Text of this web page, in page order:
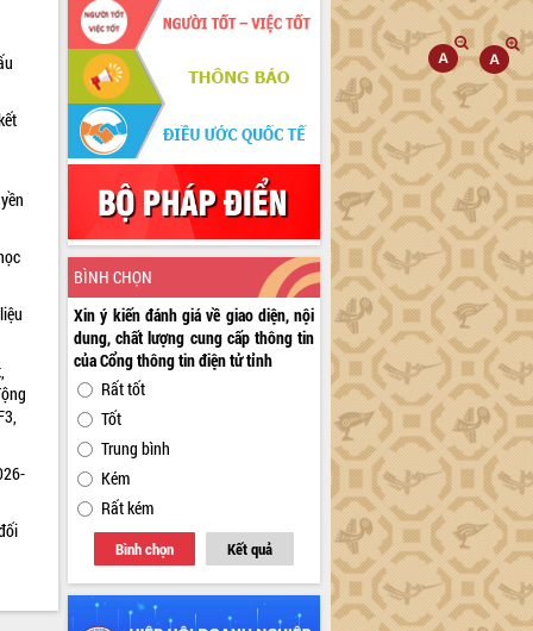
BÌNH CHỌN
Xin ý kiến đánh giá về giao diện, nội
dung, chất lượng cung cấp thông tin
của Cổng thông tin điện tử tỉnh
Rất tốt
Tốt
Trung bình
Kém
Rất kém
Bình chọn Kết quả